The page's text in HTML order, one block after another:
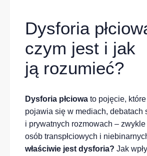
Dysforia
czym jest i jak
ją rozumieć?
Dysforia płciowa to pojęcie,
pojawia się w mediach, debatach
i prywatnych rozmowach –
osób transpłciowych i
właściwie jest dysforia? Jak